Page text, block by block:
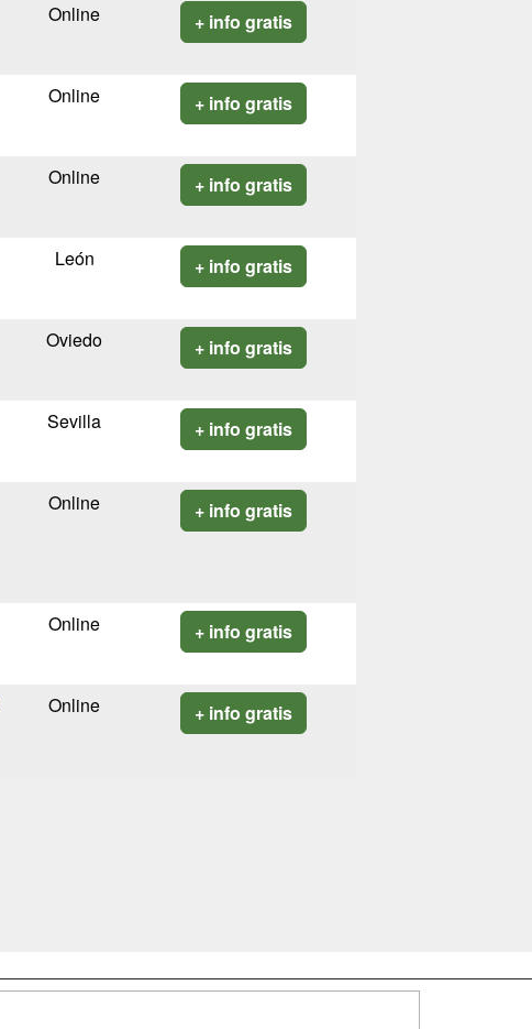
Online + info gratis
Online + info gratis
Online + info gratis
León + info gratis
Oviedo + info gratis
Sevilla + info gratis
Online + info gratis
Online + info gratis
Online + info gratis